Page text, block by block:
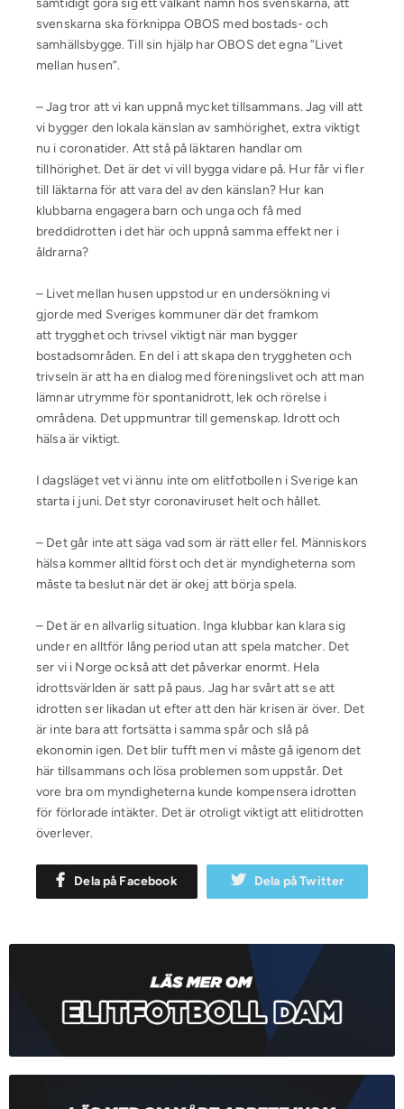
samtidigt göra sig ett välkänt namn hos svenskarna, att
svenskarna ska förknippa OBOS med bostads- och
samhällsbygge. Till sin hjälp har OBOS det egna ”Livet
mellan husen”.
– Jag tror att vi kan uppnå mycket tillsammans. Jag vill att
vi bygger den lokala känslan av samhörighet, extra viktigt
nu i coronatider. Att stå på läktaren handlar om
tillhörighet. Det är det vi vill bygga vidare på. Hur får vi fler
till läktarna för att vara del av den känslan? Hur kan
klubbarna engagera barn och unga och få med
breddidrotten i det här och uppnå samma effekt ner i
åldrarna?
– Livet mellan husen uppstod ur en undersökning vi
gjorde med Sveriges kommuner där det framkom
att trygghet och trivsel viktigt när man bygger
bostadsområden. En del i att skapa den tryggheten och
trivseln är att ha en dialog med föreningslivet och att man
lämnar utrymme för spontanidrott, lek och rörelse i
områdena. Det uppmuntrar till gemenskap. Idrott och
hälsa är viktigt.
I dagsläget vet vi ännu inte om elitfotbollen i Sverige kan
starta i juni. Det styr coronaviruset helt och hållet.
– Det går inte att säga vad som är rätt eller fel. Människors
hälsa kommer alltid först och det är myndigheterna som
måste ta beslut när det är okej att börja spela.
– Det är en allvarlig situation. Inga klubbar kan klara sig
under en alltför lång period utan att spela matcher. Det
ser vi i Norge också att det påverkar enormt. Hela
idrottsvärlden är satt på paus. Jag har svårt att se att
idrotten ser likadan ut efter att den här krisen är över. Det
är inte bara att fortsätta i samma spår och slå på
ekonomin igen. Det blir tufft men vi måste gå igenom det
här tillsammans och lösa problemen som uppstår. Det
vore bra om myndigheterna kunde kompensera idrotten
för förlorade intäkter. Det är otroligt viktigt att elitidrotten
överlever.
Dela på Facebook Dela på Twitter